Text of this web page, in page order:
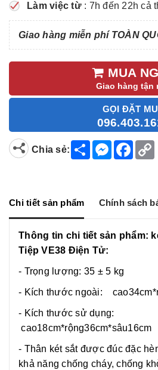
Làm việc từ : 7h đến 22h cả
Giao hàng miễn phí TOÀN
MUA
Giao hàng tận
GỌI ĐẶT
Chia sẻ:
S
h
M
e
g
F
a
o
Chi tiết sản phẩm Chính sách
Thông tin chi tiết sản phẩm:
Tiệp VE38 Điện Tử:
- Trọng lượng: 35 ± 5 kg
- Kích thước ngoài:
- Kích thước sử dụng:
cao18cm*rộng36cm*sâu16cm
- Thân két sắt được đúc đặc
khả năng chống cháy, chống